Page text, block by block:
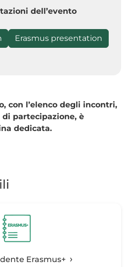
dell’evento
Erasmus presentation
con l’elenco degli incontri,
partecipazione, è
dedicata.
Erasmus+